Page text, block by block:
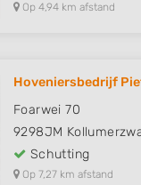
Op 4,94 km afstand
Hoveniersbedrijf
Foarwei 70
9298JM
Schutting
Op 7,27 km afstand